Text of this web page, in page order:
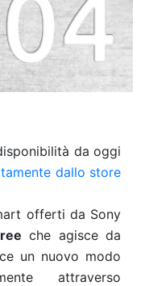
da oggi
dallo store
offerti da Sony
che agisce da
un nuovo modo
attraverso